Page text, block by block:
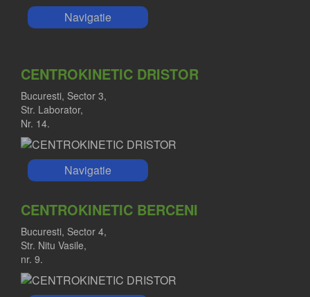
Navigatie
CENTROKINETIC DRISTOR
Bucuresti, Sector 3,
Str. Laborator,
Nr. 14.
Navigatie
CENTROKINETIC BERCENI
Bucuresti, Sector 4,
Str. Nitu Vasile,
nr. 9.